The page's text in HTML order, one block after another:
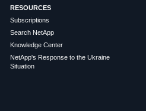
RESOURCES
Subscriptions
Search NetApp
Knowledge Center
NetApp's Response to the Ukraine
Situation